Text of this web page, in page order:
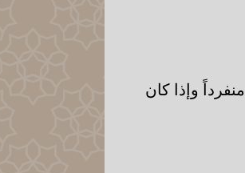
وإذا كان